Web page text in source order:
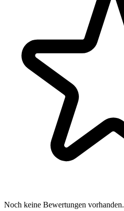
Noch keine Bewertungen vorhanden.